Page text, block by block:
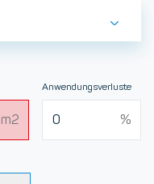
Anwendungsverluste